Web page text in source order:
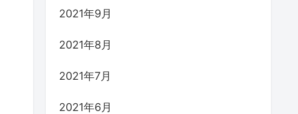
2021年9月
2021年8月
2021年7月
2021年6月